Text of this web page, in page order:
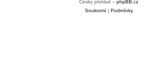
Český překlad – phpBB.cz
Soukromí| Podmínky